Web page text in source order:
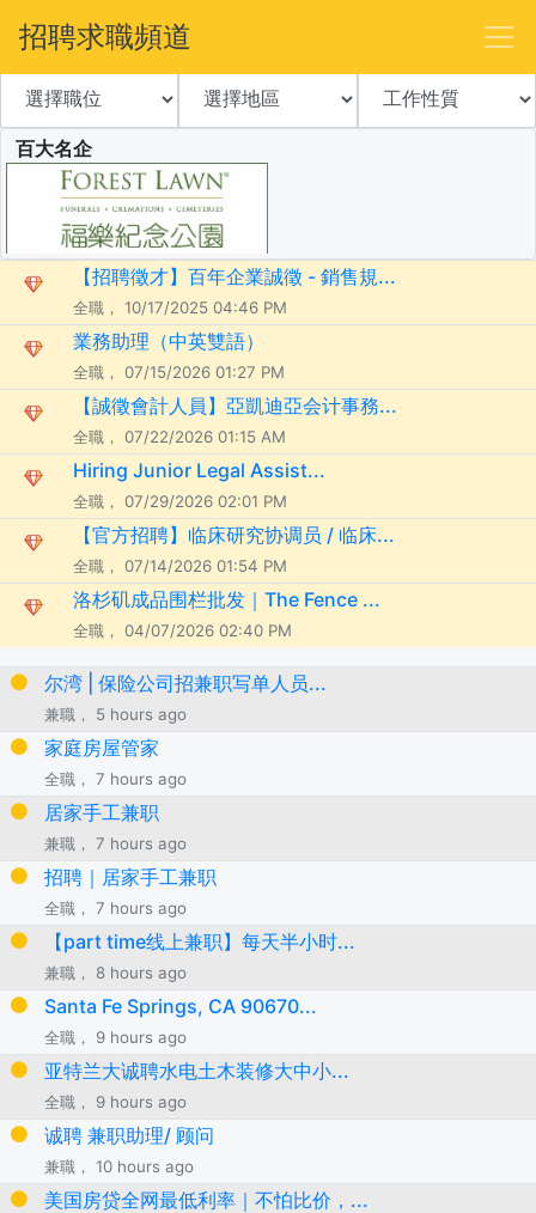
招聘求職頻道
百大名企
【招聘徵才】百年企業誠徵 - 銷售規...
全職， 10/17/2025 04:46 PM
業務助理（中英雙語）
全職， 07/15/2026 01:27 PM
【誠徵會計人員】亞凱迪亞会计事務...
全職， 07/22/2026 01:15 AM
Hiring Junior Legal Assist...
全職， 07/29/2026 02:01 PM
【官方招聘】临床研究协调员 / 临床...
全職， 07/14/2026 01:54 PM
洛杉矶成品围栏批发｜The Fence ...
全職， 04/07/2026 02:40 PM
尔湾 | 保险公司招兼职写单人员...
兼職， 5 hours ago
家庭房屋管家
全職， 7 hours ago
居家手工兼职
兼職， 7 hours ago
招聘｜居家手工兼职
全職， 7 hours ago
【part time线上兼职】每天半小时...
兼職， 8 hours ago
Santa Fe Springs, CA 90670...
全職， 9 hours ago
亚特兰大诚聘水电土木装修大中小...
全職， 9 hours ago
诚聘 兼职助理/ 顾问
兼職， 10 hours ago
美国房贷全网最低利率｜不怕比价，...